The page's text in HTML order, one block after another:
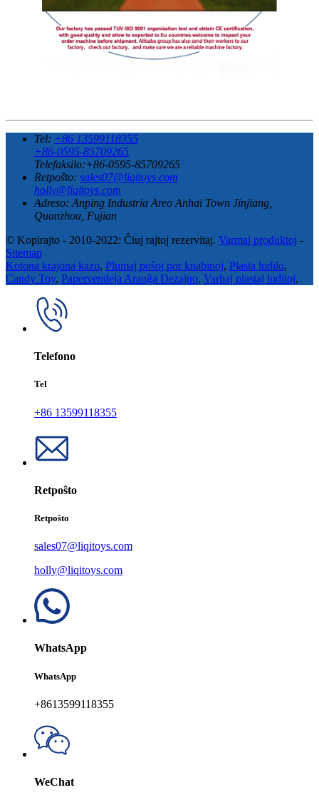
Tel: +86 13599118355
+86-0595-85709265
Telefaksilo:+86-0595-85709265
Retpoŝto: sales07@liqitoys.com
holly@liqitoys.com
Adreso: Anping Industria Areo Anhai Town Jinjiang,
Quanzhou, Fujian
© Kopirajto - 2010-2022: Ĉiuj rajtoj rezervitaj. Varmaj produktoj -
Sitemap
Kotona krajona kazo, Plumaj poŝoj por knabinoj, Plasta ludilo,
Candy Toy, Papervendeja Aranĝa Dezajno, Varbaj plastaj ludiloj,
Telefono
Tel
+86 13599118355
Retpoŝto
Retpoŝto
sales07@liqitoys.com
holly@liqitoys.com
WhatsApp
WhatsApp
+8613599118355
WeChat